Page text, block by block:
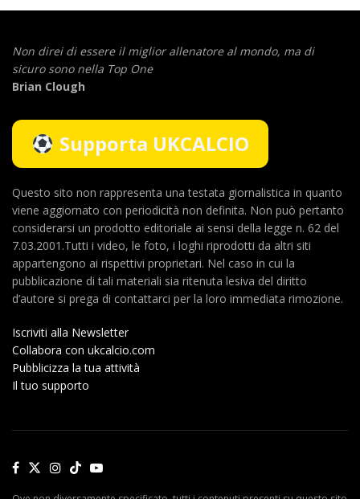
Non direi di essere il miglior allenatore al mondo, ma di
sicuro sono nella Top One
Brian Clough
Supporta UKCALCIO
Questo sito non rappresenta una testata giornalistica in quanto
viene aggiornato con periodicità non definita. Non può pertanto
considerarsi un prodotto editoriale ai sensi della legge n. 62 del
7.03.2001.Tutti i video, le foto, i loghi riprodotti da altri siti
appartengono ai rispettivi proprietari. Nel caso in cui la
pubblicazione di tali materiali sia ritenuta lesiva del diritto
d’autore si prega di contattarci per la loro immediata rimozione.
Iscriviti alla Newsletter
Collabora con ukcalcio.com
Pubblicizza la tua attività
Il tuo supporto